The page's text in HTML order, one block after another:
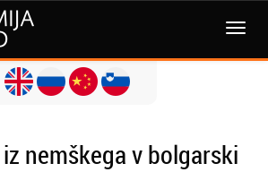
MENI
nemškega v bolgarski